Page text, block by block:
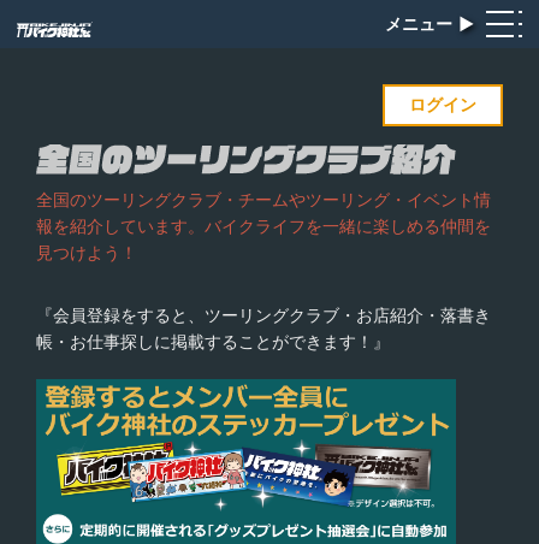
メニュー ▶︎
ログイン
全国のツーリングクラブ・チームやツーリング・イベント情
報を紹介しています。バイクライフを一緒に楽しめる仲間を
見つけよう！
『会員登録をすると、ツーリングクラブ・お店紹介・落書き
帳・お仕事探しに掲載することができます！』